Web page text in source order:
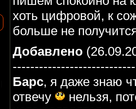
хоть цифровой, к
больше не
Добавлено
Барс, я даже знаю
отвечу
нельзя,